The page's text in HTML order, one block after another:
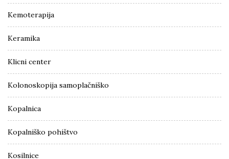
Kemoterapija
Keramika
Klicni center
Kolonoskopija samoplačniško
Kopalnica
Kopalniško pohištvo
Kosilnice